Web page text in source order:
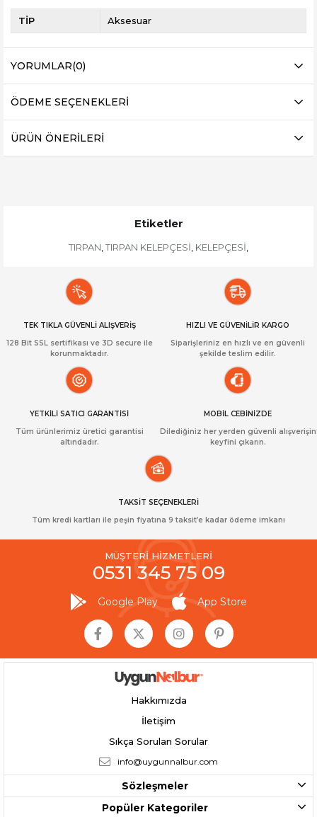
TİP Aksesuar
YORUMLAR(0)
ÖDEME SEÇENEKLERI
ÜRÜN ÖNERILERI
Etiketler
TIRPAN, TIRPAN KELEPÇESİ, KELEPÇESİ,
TEK TIKLA GÜVENLİ ALIŞVERİŞ
128 Bit SSL sertifikası ve 3D secure ile
korunmaktadır.
HIZLI VE GÜVENİLİR KARGO
Siparişleriniz en hızlı ve en güvenli
şekilde teslim edilir.
YETKİLİ SATICI GARANTİSİ
Tüm ürünlerimiz üretici garantisi
altındadır.
MOBİL CEBİNİZDE
Dilediğiniz her yerden güvenli alışverişin
keyfini çıkarın.
TAKSİT SEÇENEKLERİ
Tüm kredi kartları ile peşin fiyatına 9 taksit’e kadar ödeme imkanı
MÜŞTERİ HİZMETLERİ
0531 345 75 09
Google Play App Store
Hakkımızda
İletişim
Sıkça Sorulan Sorular
info@uygunnalbur.com
Sözleşmeler
Popüler Kategoriler